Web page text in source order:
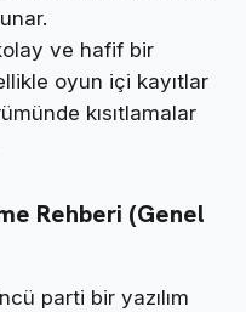
ve hafif bir
oyun içi kayıtlar
kısıtlamalar
Rehberi (Genel
parti bir yazılım